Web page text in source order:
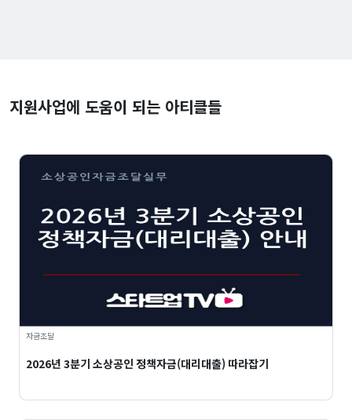
지원사업에 도움이 되는 아티클들
자금조달
2026년 3분기 소상공인 정책자금(대리대출) 따라잡기